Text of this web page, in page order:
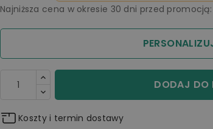
Najniższa cena w okresie 30 dni przed promocją:
DODAJ DO
Koszty i termin dostawy